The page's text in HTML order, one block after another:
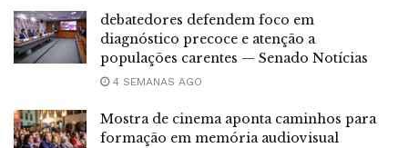
debatedores defendem foco em
diagnóstico precoce e atenção a
populações carentes — Senado Notícias
4 SEMANAS AGO
Mostra de cinema aponta caminhos para
formação em memória audiovisual